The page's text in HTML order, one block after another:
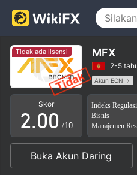
Tidak ada lisensi MFX
2-5
Akun ECN
Lingkup Bisnis
Skor
0
1
2
3
4
.0
1
2
0
1
2
/10
Indeks Regulasi
Bisnis
Manajemen
Buka Akun Daring